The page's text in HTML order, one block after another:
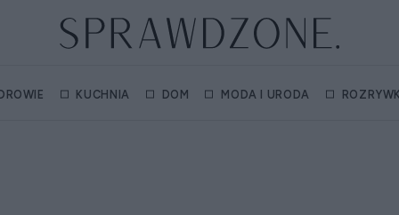
KUCHNIA DOM MODA I URODA